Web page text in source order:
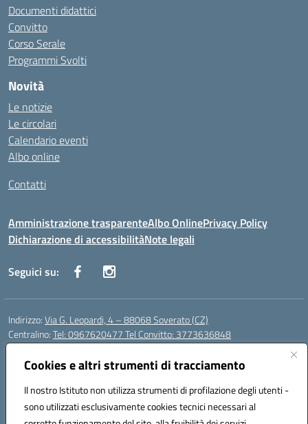
Cookies e altri strumenti di tracciamento
Il nostro Istituto non utilizza strumenti di profilazione degli utenti -
sono utilizzati esclusivamente cookies tecnici necessari al
Documenti didattici
Convitto
Corso Serale
Programmi Svolti
Novità
Le notizie
Le circolari
Calendario eventi
Albo online
Contatti
Amministrazione trasparenteAlbo OnlinePrivacy Policy
Dichiarazione di accessibilitàNote legali
Seguici su:
Indirizzo:Via G. Leopardi, 4 – 88068 Soverato (CZ)
Centralino:Tel: 0967620477 Tel Convitto: 3773636848
Email:
Posta elettronica certificata (PEC):czrh04000q@pec.istruzione.it
Codice fiscale: 84000690796
Codice meccanografico:CZRH04000Q
Codice Indice delle Pubbliche Amministrazioni (IPA): istsc_czrh04000q